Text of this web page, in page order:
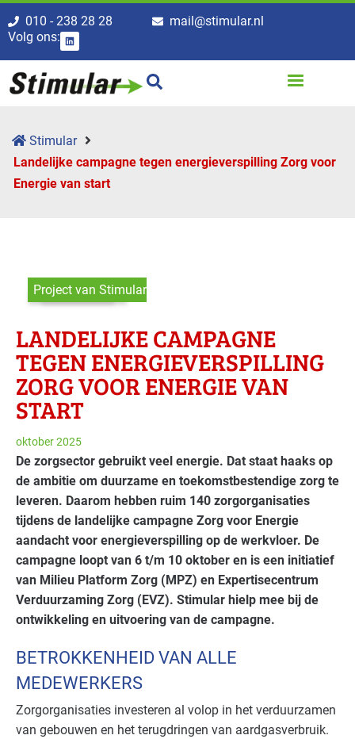
010 - 238 28 28
mail@stimular.nl
Volg ons:
Stimular
Landelijke campagne tegen energie­verspilling Zorg voor
Energie van start
Project van Stimular
LANDELIJKE CAMPAGNE
TEGEN ENERGIE­VERSPILLING
ZORG VOOR ENERGIE VAN
START
oktober 2025
De zorgsector gebruikt veel energie. Dat staat haaks op
de ambitie om duurzame en toekomstbestendige zorg te
leveren. Daarom hebben ruim 140 zorgorganisaties
tijdens de landelijke campagne Zorg voor Energie
aandacht voor energieverspilling op de werkvloer. De
campagne loopt van 6 t/m 10 oktober en is een initiatief
van Milieu Platform Zorg (MPZ) en Expertisecentrum
Verduurzaming Zorg (EVZ). Stimular hielp mee bij de
ontwikkeling en uitvoering van de campagne.
BETROKKENHEID VAN ALLE
MEDEWERKERS
Zorgorganisaties investeren al volop in het verduurzamen
van gebouwen en het terugdringen van aardgasverbruik.